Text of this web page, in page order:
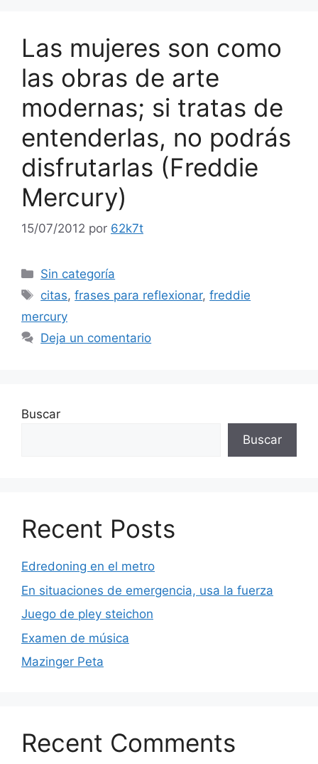
Las mujeres son como
las obras de arte
modernas; si tratas de
entenderlas, no podrás
disfrutarlas (Freddie
Mercury)
15/07/2012 por 62k7t
Categorías
Sin categoría
Etiquetas
citas,frases para reflexionar,freddie
mercury
Deja un comentario
Buscar
Buscar
Recent Posts
Edredoning en el metro
En situaciones de emergencia, usa la fuerza
Juego de pley steichon
Examen de música
Mazinger Peta
Recent Comments